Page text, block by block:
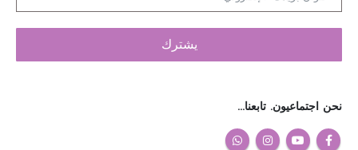
يشترك
نحن اجتماعيون. تابعنا…